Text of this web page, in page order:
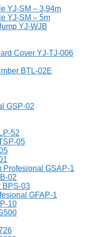
YJ-SM – 3,94m
YJ-SM – 5m
YJ-WJB
Cover YJ-TJ-006
BTL-02E
GSP-02
52
05
Profesional GSAP-1
02
BPS-03
GFAP-1
10